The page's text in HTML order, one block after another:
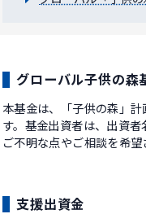
グローバル子供の森
本基金は、「子供の森」
す。基金出資者は、出資
ご不明な点やご相談を希
支援出資金